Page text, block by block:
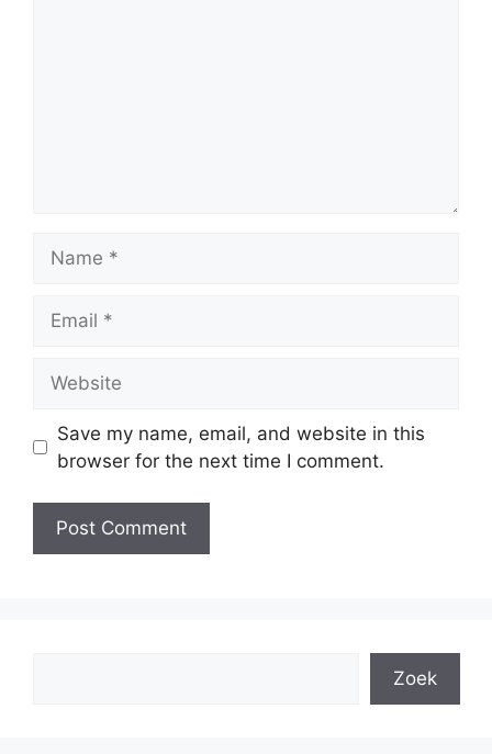
Save my name, email, and website in this
browser for the next time I comment.
Zoek